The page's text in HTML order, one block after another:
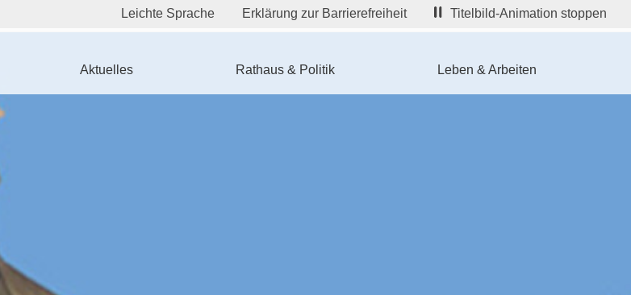
Leichte Sprache Erklärung zur Barrierefreiheit Titelbild-Animation stoppen
Aktuelles Rathaus & Politik Leben & Arbeiten